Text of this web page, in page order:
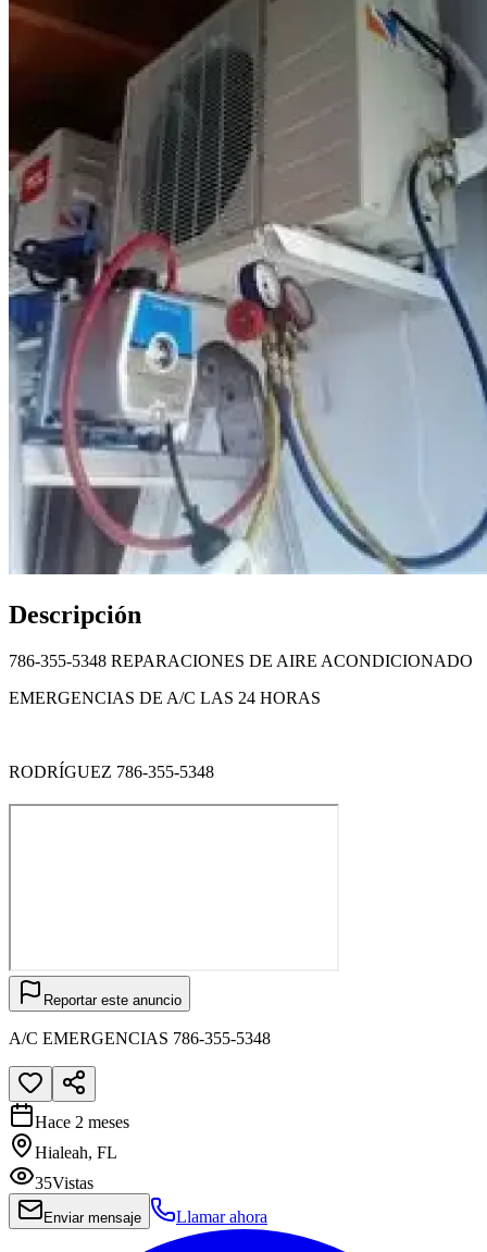
Descripción
786-355-5348 REPARACIONES DE AIRE ACONDICIONADO
EMERGENCIAS DE A/C LAS 24 HORAS
RODRÍGUEZ 786-355-5348
Reportar este anuncio
A/C EMERGENCIAS 786-355-5348
Hace 2 meses
Hialeah, FL
35Vistas
Enviar mensaje Llamar ahora